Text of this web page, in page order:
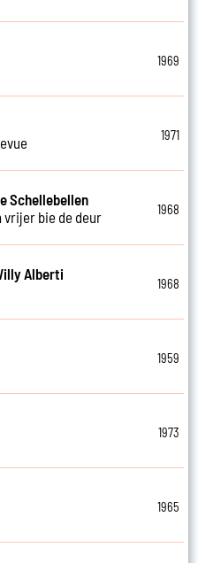
1969
1971
Schellebellen
vrijer bie de deur
1968
Alberti
1968
1959
1973
1965